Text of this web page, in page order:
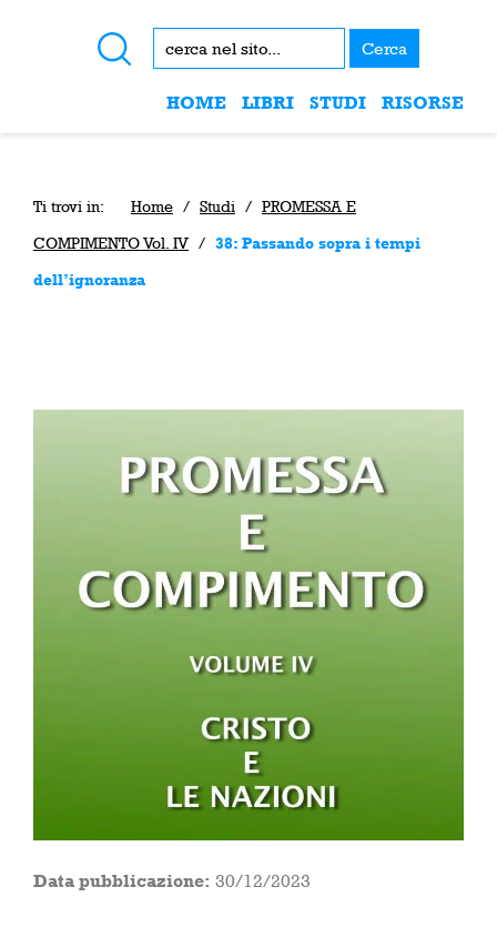
Cerca
HOME LIBRI STUDI RISORSE
Ti trovi in: Home / Studi / PROMESSA E
COMPIMENTO Vol. IV / 38: Passando sopra i tempi
dell’ignoranza
Data pubblicazione: 30/12/2023